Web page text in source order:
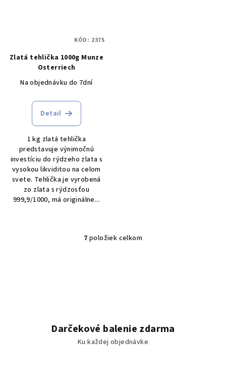
Zlatá tehlička 1000g Munze
Osterriech
Na objednávku do 7dní
Detail
1 kg zlatá tehlička
predstavuje výnimočnú
investíciu do rýdzeho zlata s
vysokou likviditou na celom
svete. Tehlička je vyrobená
zo zlata s rýdzosťou
999,9/1000, má originálne...
KÓD: 2375
O
i
e
p
7 položiek celkom
Darčekové balenie zdarma
Ku každej objednávke